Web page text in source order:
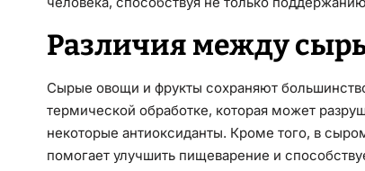
Различия между
Сырые овощи и фрукты сохраняют
термической обработке, которая может
некоторые антиоксиданты. Кроме того, в
помогает улучшить пищеварение и